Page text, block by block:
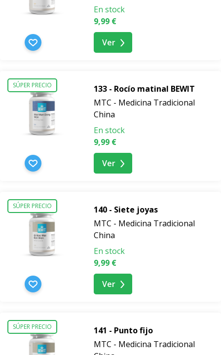
En stock
9,99 €
Ver
SÚPER PRECIO
133 - Rocío matinal BEWIT
MTC - Medicina Tradicional
China
En stock
9,99 €
Ver
SÚPER PRECIO
140 - Siete joyas
MTC - Medicina Tradicional
China
En stock
9,99 €
Ver
SÚPER PRECIO
141 - Punto fijo
MTC - Medicina Tradicional